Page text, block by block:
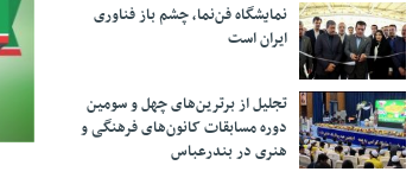
نمایشگاه فن‌نما، چشم باز فناوری
ایران است
تجلیل از بر‌ترین‌های چهل و سومین
دوره مسابقات کانون‌های فرهنگی و
هنری در بندرعباس